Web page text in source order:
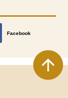
Facebook
別のウィンドウで開きます